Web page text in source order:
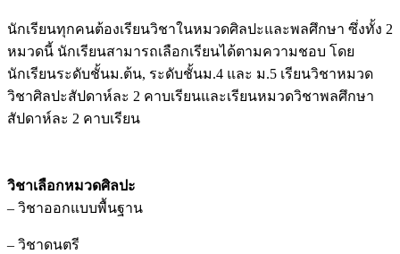
นักเรียนทุกคนต้องเรียนวิชาในหมวดศิลปะและพลศึกษา ซึ่งทั้ง 2
หมวดนี้ นักเรียนสามารถเลือกเรียนได้ตามความชอบ โดย
นักเรียนระดับชั้นม.ต้น, ระดับชั้นม.4 และ ม.5 เรียนวิชาหมวด
วิชาศิลปะสัปดาห์ละ 2 คาบเรียนและเรียนหมวดวิชาพลศึกษา
สัปดาห์ละ 2 คาบเรียน
วิชาเลือกหมวดศิลปะ
– วิชาออกแบบพื้นฐาน
– วิชาดนตรี